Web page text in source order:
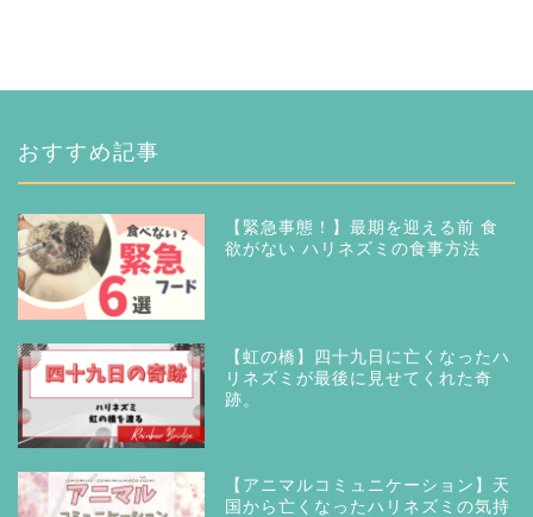
おすすめ記事
【緊急事態！】最期を迎える前 食
欲がない ハリネズミの食事方法
【虹の橋】四十九日に亡くなったハ
リネズミが最後に見せてくれた奇
跡。
【アニマルコミュニケーション】天
国から亡くなったハリネズミの気持